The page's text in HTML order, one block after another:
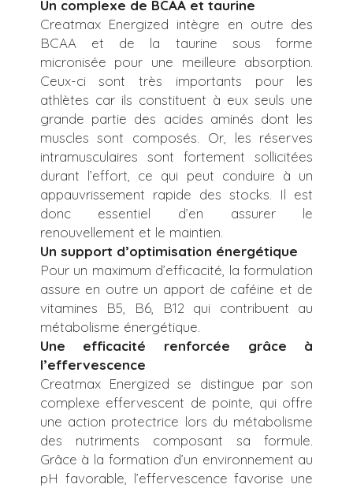
Un complexe de BCAA et taurine
Creatmax Energized intègre en outre des
BCAA et de la taurine sous forme
micronisée pour une meilleure absorption.
Ceux-ci sont très importants pour les
athlètes car ils constituent à eux seuls une
grande partie des acides aminés dont les
muscles sont composés. Or, les réserves
intramusculaires sont fortement sollicitées
durant l’effort, ce qui peut conduire à un
appauvrissement rapide des stocks. Il est
donc essentiel d’en assurer le
renouvellement et le maintien.
Un support d’optimisation énergétique
Pour un maximum d’efficacité, la formulation
assure en outre un apport de caféine et de
vitamines B5, B6, B12 qui contribuent au
métabolisme énergétique.
Une efficacité renforcée grâce à
l’effervescence
Creatmax Energized se distingue par son
complexe effervescent de pointe, qui offre
une action protectrice lors du métabolisme
des nutriments composant sa formule.
Grâce à la formation d’un environnement au
pH favorable, l’effervescence favorise une